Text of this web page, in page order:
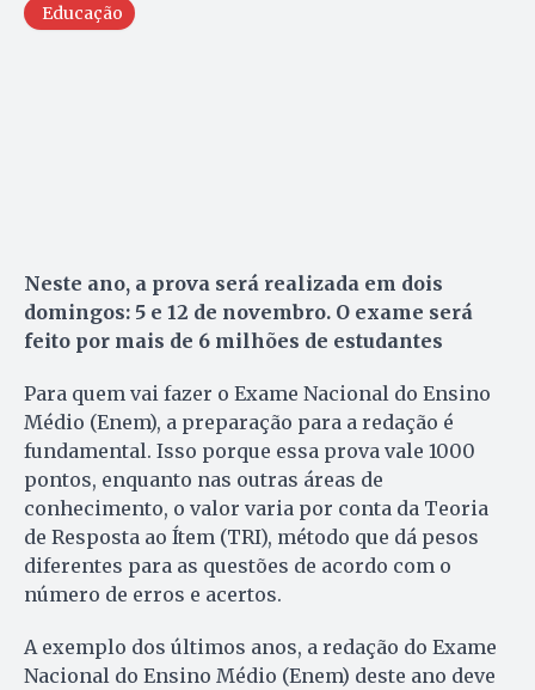
Educação
Neste ano, a prova será realizada em dois
domingos: 5 e 12 de novembro. O exame será
feito por mais de 6 milhões de estudantes
Para quem vai fazer o Exame Nacional do Ensino
Médio (Enem), a preparação para a redação é
fundamental. Isso porque essa prova vale 1000
pontos, enquanto nas outras áreas de
conhecimento, o valor varia por conta da Teoria
de Resposta ao Ítem (TRI), método que dá pesos
diferentes para as questões de acordo com o
número de erros e acertos.
A exemplo dos últimos anos, a redação do Exame
Nacional do Ensino Médio (Enem) deste ano deve